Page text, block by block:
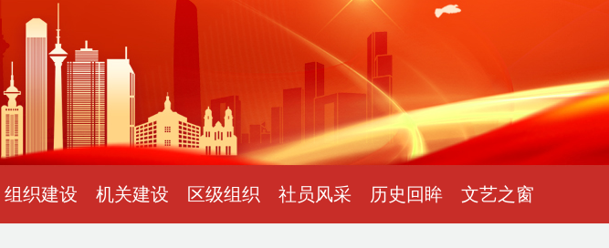
组织建设 机关建设 区级组织 社员风采 历史回眸 文艺之窗